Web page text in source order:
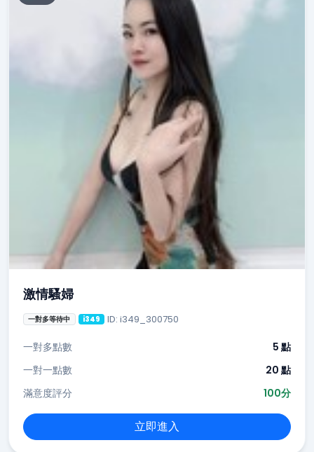
激情騷婦
一對多等待中 i349 ID: i349_300750
一對多點數
5 點
一對一點數
20 點
滿意度評分
100分
立即進入